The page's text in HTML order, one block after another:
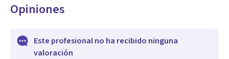
Opiniones
Este profesional no ha recibido ninguna
valoración